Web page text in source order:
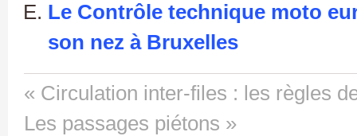
Le Contrôle technique moto
son nez à Bruxelles
« Circulation inter-files : les règles
Les passages piétons »